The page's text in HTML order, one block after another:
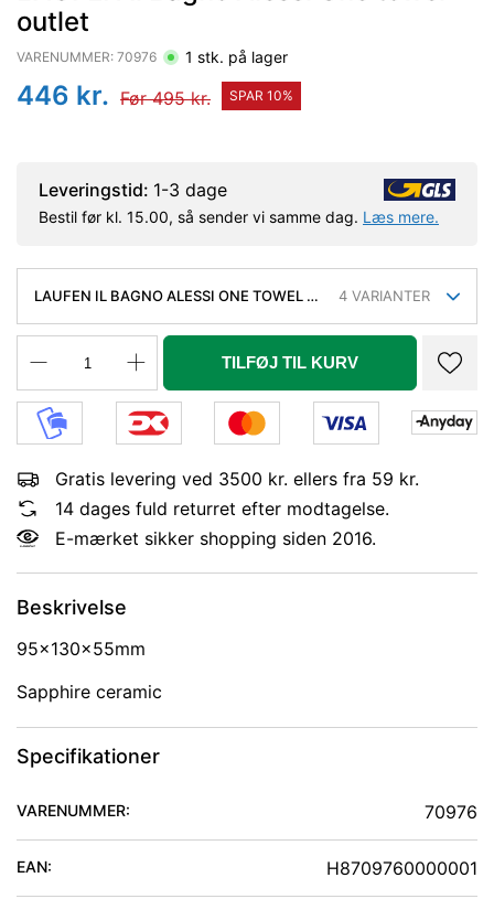
outlet
VARENUMMER: 70976 1 stk. på lager
446 kr. Før495kr. SPAR 10%
Leveringstid: 1-3 dage
Bestil før kl. 15.00, så sender vi samme dag. Læs mere.
LAUFEN IL BAGNO ALESSI ONE TOWEL -
4 VARIANTER
TILFØJ TIL KURV
Gratis levering ved 3500 kr. ellers fra 59 kr.
14 dages fuld returret efter modtagelse.
E-mærket sikker shopping siden 2016.
Beskrivelse
95x130x55mm
Sapphire ceramic
Specifikationer
VARENUMMER: 70976
EAN: H8709760000001